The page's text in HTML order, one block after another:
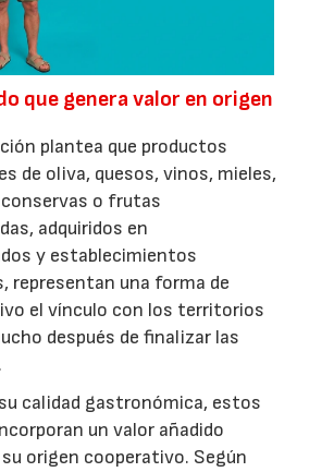
que genera valor en origen
plantea que productos
de oliva, quesos, vinos, mieles,
o frutas
adquiridos en
y establecimientos
representan una forma de
el vínculo con los territorios
después de finalizar las
calidad gastronómica, estos
un valor añadido
origen cooperativo. Según